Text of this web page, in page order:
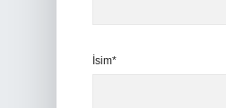
İsim*